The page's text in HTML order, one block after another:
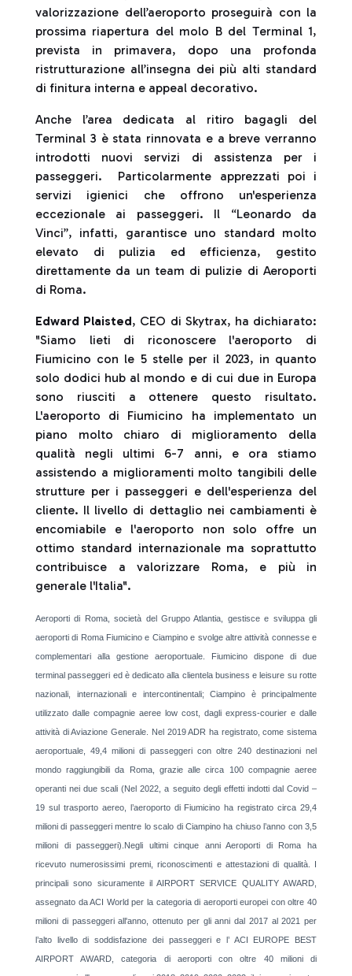
valorizzazione dell’aeroporto proseguirà con la
prossima riapertura del molo B del Terminal 1,
prevista in primavera, dopo una profonda
ristrutturazione all’insegna dei più alti standard
di finitura interna e appeal decorativo.
Anche l’area dedicata al ritiro bagagli del
Terminal 3 è stata rinnovata e a breve verranno
introdotti nuovi servizi di assistenza per i
passeggeri. Particolarmente apprezzati poi i
servizi igienici che offrono un'esperienza
eccezionale ai passeggeri. Il “Leonardo da
Vinci”, infatti, garantisce uno standard molto
elevato di pulizia ed efficienza, gestito
direttamente da un team di pulizie di Aeroporti
di Roma.
Edward Plaisted, CEO di Skytrax, ha dichiarato:
"Siamo lieti di riconoscere l'aeroporto di
Fiumicino con le 5 stelle per il 2023, in quanto
solo dodici hub al mondo e di cui due in Europa
sono riusciti a ottenere questo risultato.
L'aeroporto di Fiumicino ha implementato un
piano molto chiaro di miglioramento della
qualità negli ultimi 6-7 anni, e ora stiamo
assistendo a miglioramenti molto tangibili delle
strutture per i passeggeri e dell'esperienza del
cliente. Il livello di dettaglio nei cambiamenti è
encomiabile e l'aeroporto non solo offre un
ottimo standard internazionale ma soprattutto
contribuisce a valorizzare Roma, e più in
generale l'Italia".
Aeroporti di Roma, società del Gruppo Atlantia, gestisce e sviluppa gli
aeroporti di Roma Fiumicino e Ciampino e svolge altre attività connesse e
complementari alla gestione aeroportuale. Fiumicino dispone di due
terminal passeggeri ed è dedicato alla clientela business e leisure su rotte
nazionali, internazionali e intercontinentali; Ciampino è principalmente
utilizzato dalle compagnie aeree low cost, dagli express-courier e dalle
attività di Aviazione Generale. Nel 2019 ADR ha registrato, come sistema
aeroportuale, 49,4 milioni di passeggeri con oltre 240 destinazioni nel
mondo raggiungibili da Roma, grazie alle circa 100 compagnie aeree
operanti nei due scali (Nel 2022, a seguito degli effetti indotti dal Covid –
19 sul trasporto aereo, l’aeroporto di Fiumicino ha registrato circa 29,4
milioni di passeggeri mentre lo scalo di Ciampino ha chiuso l’anno con 3,5
milioni di passeggeri).Negli ultimi cinque anni Aeroporti di Roma ha
ricevuto numerosissimi premi, riconoscimenti e attestazioni di qualità. I
principali sono sicuramente il AIRPORT SERVICE QUALITY AWARD,
assegnato da ACI World per la categoria di aeroporti europei con oltre 40
milioni di passeggeri all'anno, ottenuto per gli anni dal 2017 al 2021 per
l’alto livello di soddisfazione dei passeggeri e l’ ACI EUROPE BEST
AIRPORT AWARD, categoria di aeroporti con oltre 40 milioni di